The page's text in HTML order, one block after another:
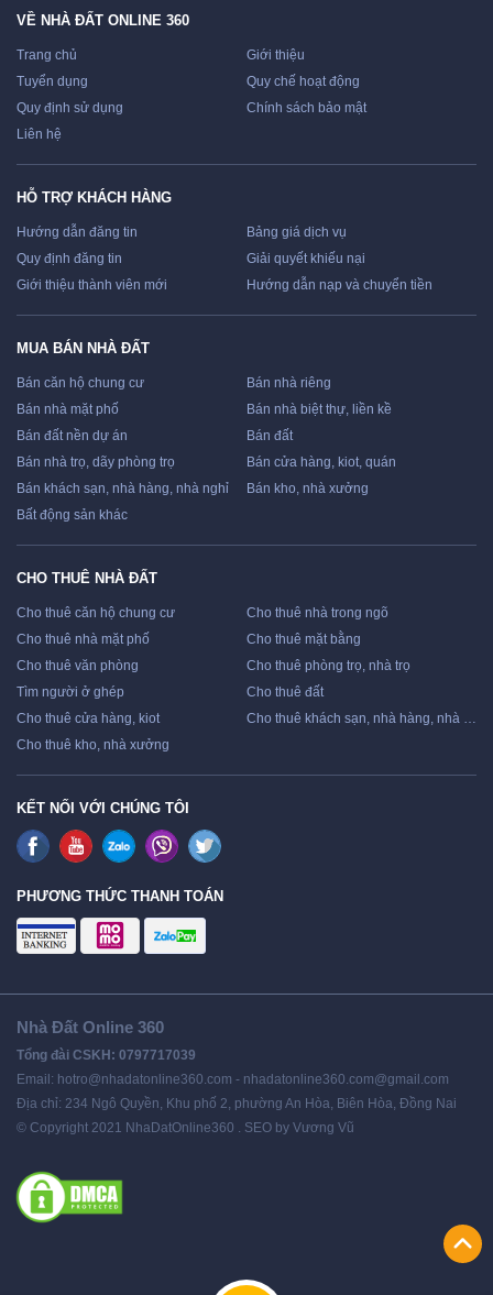
VỀ NHÀ ĐẤT ONLINE 360
Trang chủ
Giới thiệu
Tuyển dụng
Quy chế hoạt động
Quy định sử dụng
Chính sách bảo mật
Liên hệ
HỖ TRỢ KHÁCH HÀNG
Hướng dẫn đăng tin
Bảng giá dịch vụ
Quy định đăng tin
Giải quyết khiếu nại
Giới thiệu thành viên mới
Hướng dẫn nạp và chuyển tiền
MUA BÁN NHÀ ĐẤT
Bán căn hộ chung cư
Bán nhà riêng
Bán nhà mặt phố
Bán nhà biệt thự, liền kề
Bán đất nền dự án
Bán đất
Bán nhà trọ, dãy phòng trọ
Bán cửa hàng, kiot, quán
Bán khách sạn, nhà hàng, nhà nghỉ
Bán kho, nhà xưởng
Bất động sản khác
CHO THUÊ NHÀ ĐẤT
Cho thuê căn hộ chung cư
Cho thuê nhà trong ngõ
Cho thuê nhà mặt phố
Cho thuê mặt bằng
Cho thuê văn phòng
Cho thuê phòng trọ, nhà trọ
Tìm người ở ghép
Cho thuê đất
Cho thuê cửa hàng, kiot
Cho thuê khách sạn, nhà hàng, nhà nghỉ
Cho thuê kho, nhà xưởng
KẾT NỐI VỚI CHÚNG TÔI
PHƯƠNG THỨC THANH TOÁN
Nhà Đất Online 360
Tổng đài CSKH: 0797717039
Email: hotro@nhadatonline360.com - nhadatonline360.com@gmail.com
Địa chỉ: 234 Ngô Quyền, Khu phố 2, phường An Hòa, Biên Hòa, Đồng Nai
© Copyright 2021 NhaDatOnline360 . SEO by Vương Vũ